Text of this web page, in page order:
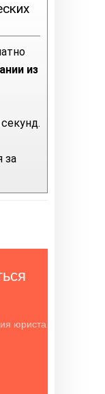
из
секунд.
за